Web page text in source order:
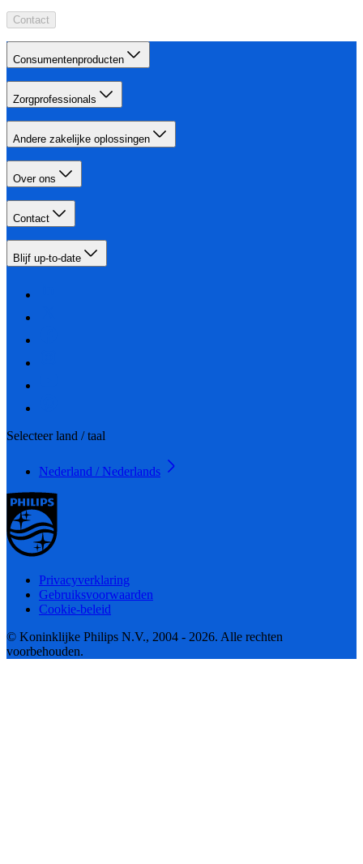
Contact
Consumentenproducten
Zorgprofessionals
Andere zakelijke oplossingen
Over ons
Contact
Blijf up-to-date
Selecteer land / taal
Nederland / Nederlands
Privacyverklaring
Gebruiksvoorwaarden
Cookie-beleid
© Koninklijke Philips N.V., 2004 - 2026. Alle rechten
voorbehouden.